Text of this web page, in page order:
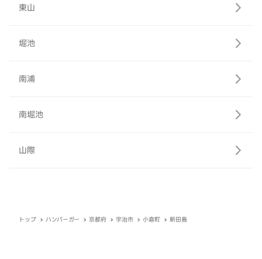
東山
堀池
南浦
南堀池
山際
トップ ハンバーガー 京都府 宇治市 小倉町 新田島